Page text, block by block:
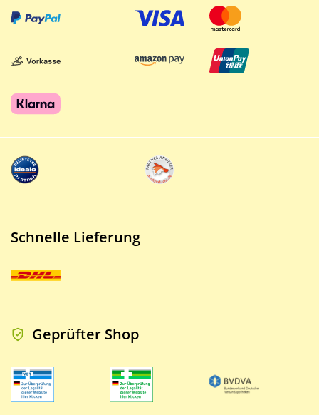
Schnelle Lieferung
Geprüfter Shop